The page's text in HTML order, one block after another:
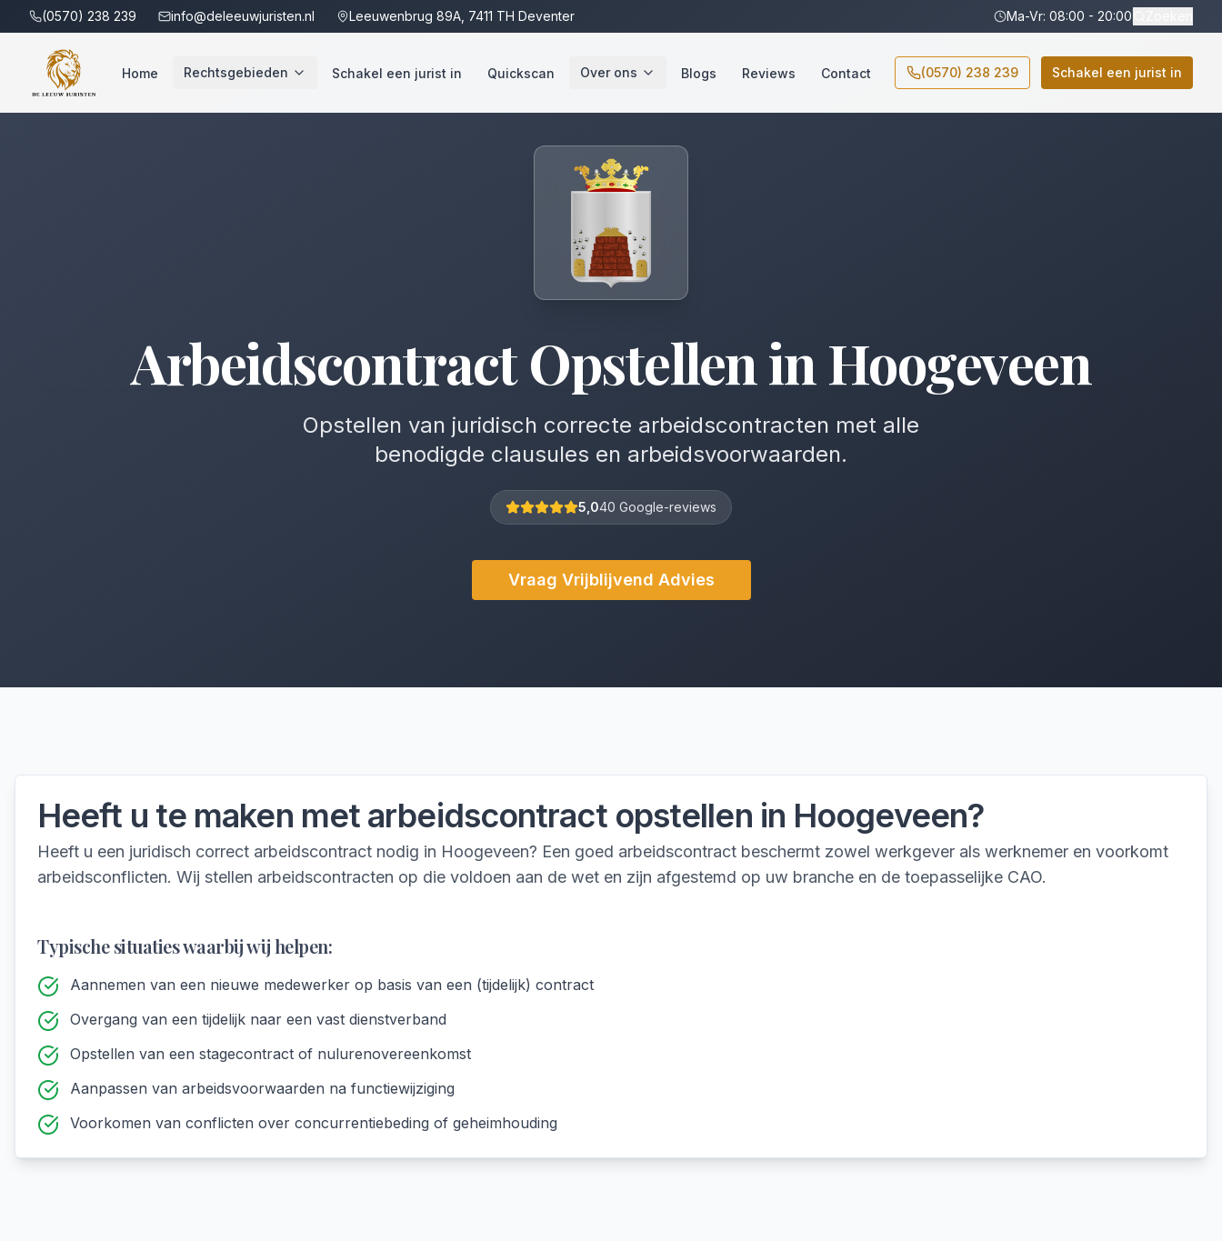
(0570) 238 239 info@deleeuwjuristen.nl Leeuwenbrug 89A, 7411 TH Deventer Ma-Vr: 08:00 - 20:00
Home Rechtsgebieden Schakel een jurist in Quickscan Over ons Blogs Reviews Contact (0570) 238 239 Schakel een jurist in
Arbeidscontract OpstelleninHoogeveen
Opstellen van juridisch correcte arbeidscontracten met alle
benodigde clausules en arbeidsvoorwaarden.
5,040 Google-reviews
Vraag Vrijblijvend Advies
Heeft u te maken met arbeidscontract opstellen in Hoogeveen?
Heeft u een juridisch correct arbeidscontract nodig in Hoogeveen? Een goed arbeidscontract beschermt zowel werkgever als werknemer en voorkomt
arbeidsconflicten. Wij stellen arbeidscontracten op die voldoen aan de wet en zijn afgestemd op uw branche en de toepasselijke CAO.
Typische situaties waarbij wij helpen:
Aannemen van een nieuwe medewerker op basis van een (tijdelijk) contract
Overgang van een tijdelijk naar een vast dienstverband
Opstellen van een stagecontract of nulurenovereenkomst
Aanpassen van arbeidsvoorwaarden na functiewijziging
Voorkomen van conflicten over concurrentiebeding of geheimhouding